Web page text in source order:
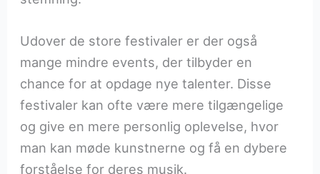
Udover de store festivaler er der også
mange mindre events, der tilbyder en
chance for at opdage nye talenter. Disse
festivaler kan ofte være mere tilgængelige
og give en mere personlig oplevelse, hvor
man kan møde kunstnerne og få en dybere
forståelse for deres musik.